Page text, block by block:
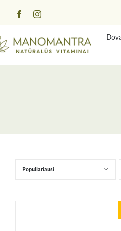
turinį
Populiariausi